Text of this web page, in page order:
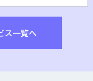
ス一覧へ